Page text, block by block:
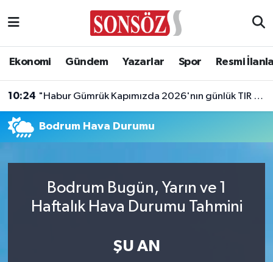
Ekonomi Gündem Yazarlar Spor Resmi
10:24 "Habur Gümrük Kapımızda 2026'nın günlük TIR çıkış rekorunu kırdık"
Bodrum Hava Durumu
Bodrum Bugün, Yarın ve 1
Haftalık Hava Durumu Tahmini
ŞU AN
Asayiş
Diğer
Ankara Nöbetçi Eczaneler
Tüm Manşetler